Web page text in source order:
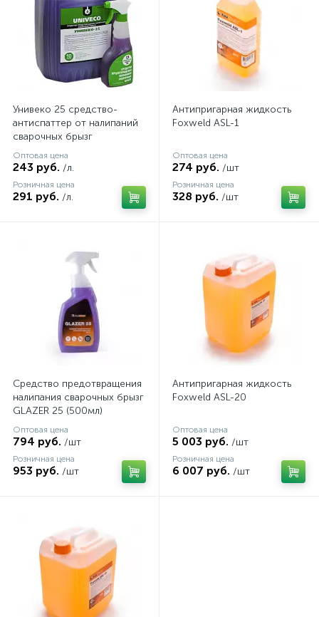
Унивеко 25 средство-
антиспаттер от налипаний
сварочных брызг
Оптовая цена
243 руб. /л.
Розничная цена
291 руб. /л.
Антипригарная жидкость
Foxweld ASL-1
Оптовая цена
274 руб. /шт
Розничная цена
328 руб. /шт
Средство предотвращения
налипания сварочных брызг
GLAZER 25 (500мл)
Оптовая цена
794 руб. /шт
Розничная цена
953 руб. /шт
Антипригарная жидкость
Foxweld ASL-20
Оптовая цена
5 003 руб. /шт
Розничная цена
6 007 руб. /шт